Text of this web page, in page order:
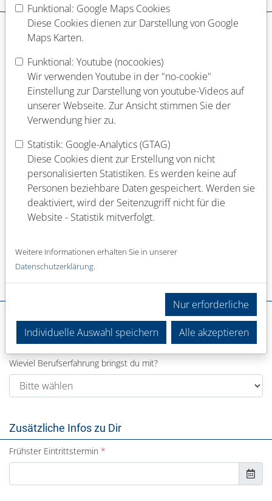
Schulabschluss
Abgeschlossene Berufsausbildung
Laufende Berufsausbildung
Abgeschlossenes Studium (Fach)
Laufendes Studium (Fach)
Wieviel Berufserfahrung bringst du mit?
Zusätzliche Infos zu Dir
Frühster Eintrittstermin
Funktional: Google Maps Cookies
Diese Cookies dienen zur Darstellung von Google
Maps Karten.
Funktional: Youtube (nocookies)
Wir verwenden Youtube in der "no-cookie"
Einstellung zur Darstellung von youtube-Videos auf
unserer Webseite. Zur Ansicht stimmen Sie der
Verwendung hier zu.
Statistik: Google-Analytics (GTAG)
Diese Cookies dient zur Erstellung von nicht
personalisierten Statistiken. Es werden keine auf
Personen beziehbare Daten gespeichert. Werden sie
deaktiviert, wird der Seitenzugriff nicht für die
Website - Statistik mitverfolgt.
Weitere Informationen erhalten Sie in unserer
Datenschutzerklärung.
Nur erforderliche
Individuelle Auswahl speichern Alle akzeptieren